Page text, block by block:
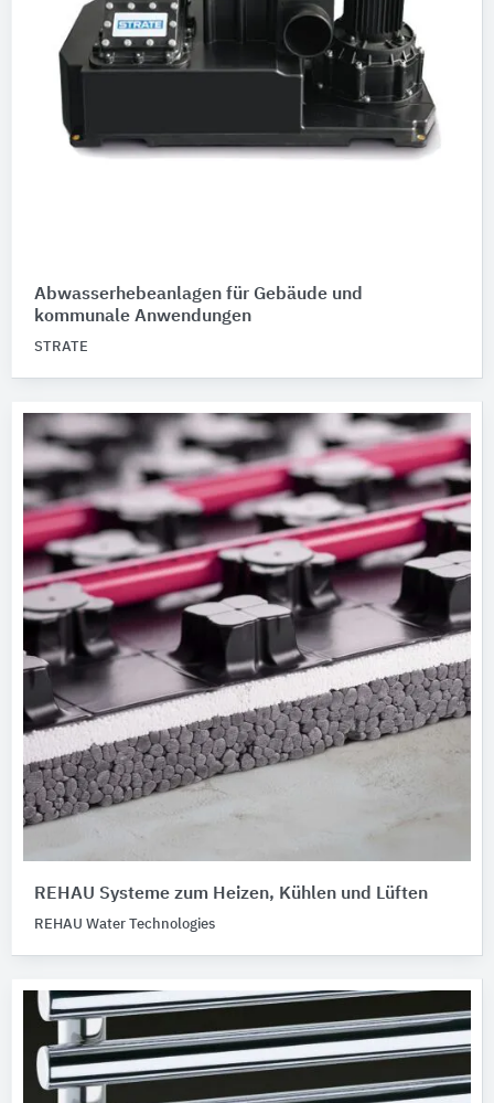
Abwasserhebeanlagen für Gebäude und
kommunale Anwendungen
STRATE
REHAU Systeme zum Heizen, Kühlen und Lüften
REHAU Water Technologies